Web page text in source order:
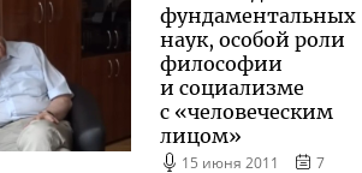
фундаментальных
наук, особой роли
философии
и социализме
с «человеческим
лицом»
15 июня 2011
7